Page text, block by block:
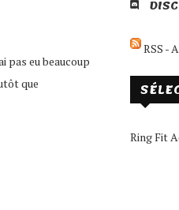
pas eu beaucoup
que
RSS -
Ring Fit